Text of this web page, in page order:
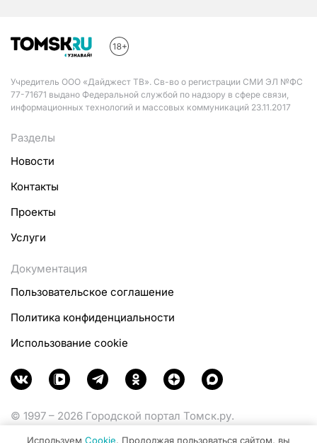
Учредитель ООО «Дайджест ТВ». Св-во о регистрации СМИ ЭЛ №ФС
77-71671 выдано Федеральной службой по надзору в сфере связи,
информационных технологий и массовых коммуникаций 23.11.2017
Разделы
Новости
Контакты
Проекты
Услуги
Документация
Пользовательское соглашение
Политика конфиденциальности
Использование cookie
© 1997 – 2026 Городской портал Томск.ру.
Используем Cookie. Продолжая пользоваться сайтом, вы